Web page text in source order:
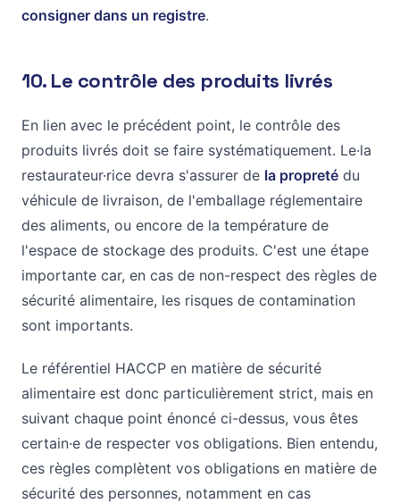
consigner dans un registre.
10. Le contrôle des produits livrés
En lien avec le précédent point, le contrôle des
produits livrés doit se faire systématiquement. Le·la
restaurateur·rice devra s'assurer de la propreté du
véhicule de livraison, de l'emballage réglementaire
des aliments, ou encore de la température de
l'espace de stockage des produits. C'est une étape
importante car, en cas de non-respect des règles de
sécurité alimentaire, les risques de contamination
sont importants.
Le référentiel HACCP en matière de sécurité
alimentaire est donc particulièrement strict, mais en
suivant chaque point énoncé ci-dessus, vous êtes
certain·e de respecter vos obligations. Bien entendu,
ces règles complètent vos obligations en matière de
sécurité des personnes, notamment en cas